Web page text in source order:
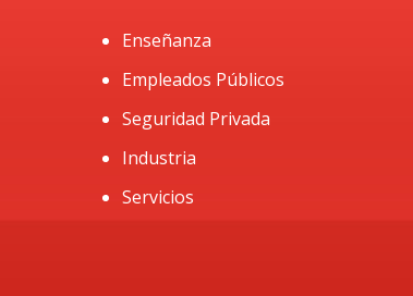
Enseñanza
Empleados Públicos
Seguridad Privada
Industria
Servicios